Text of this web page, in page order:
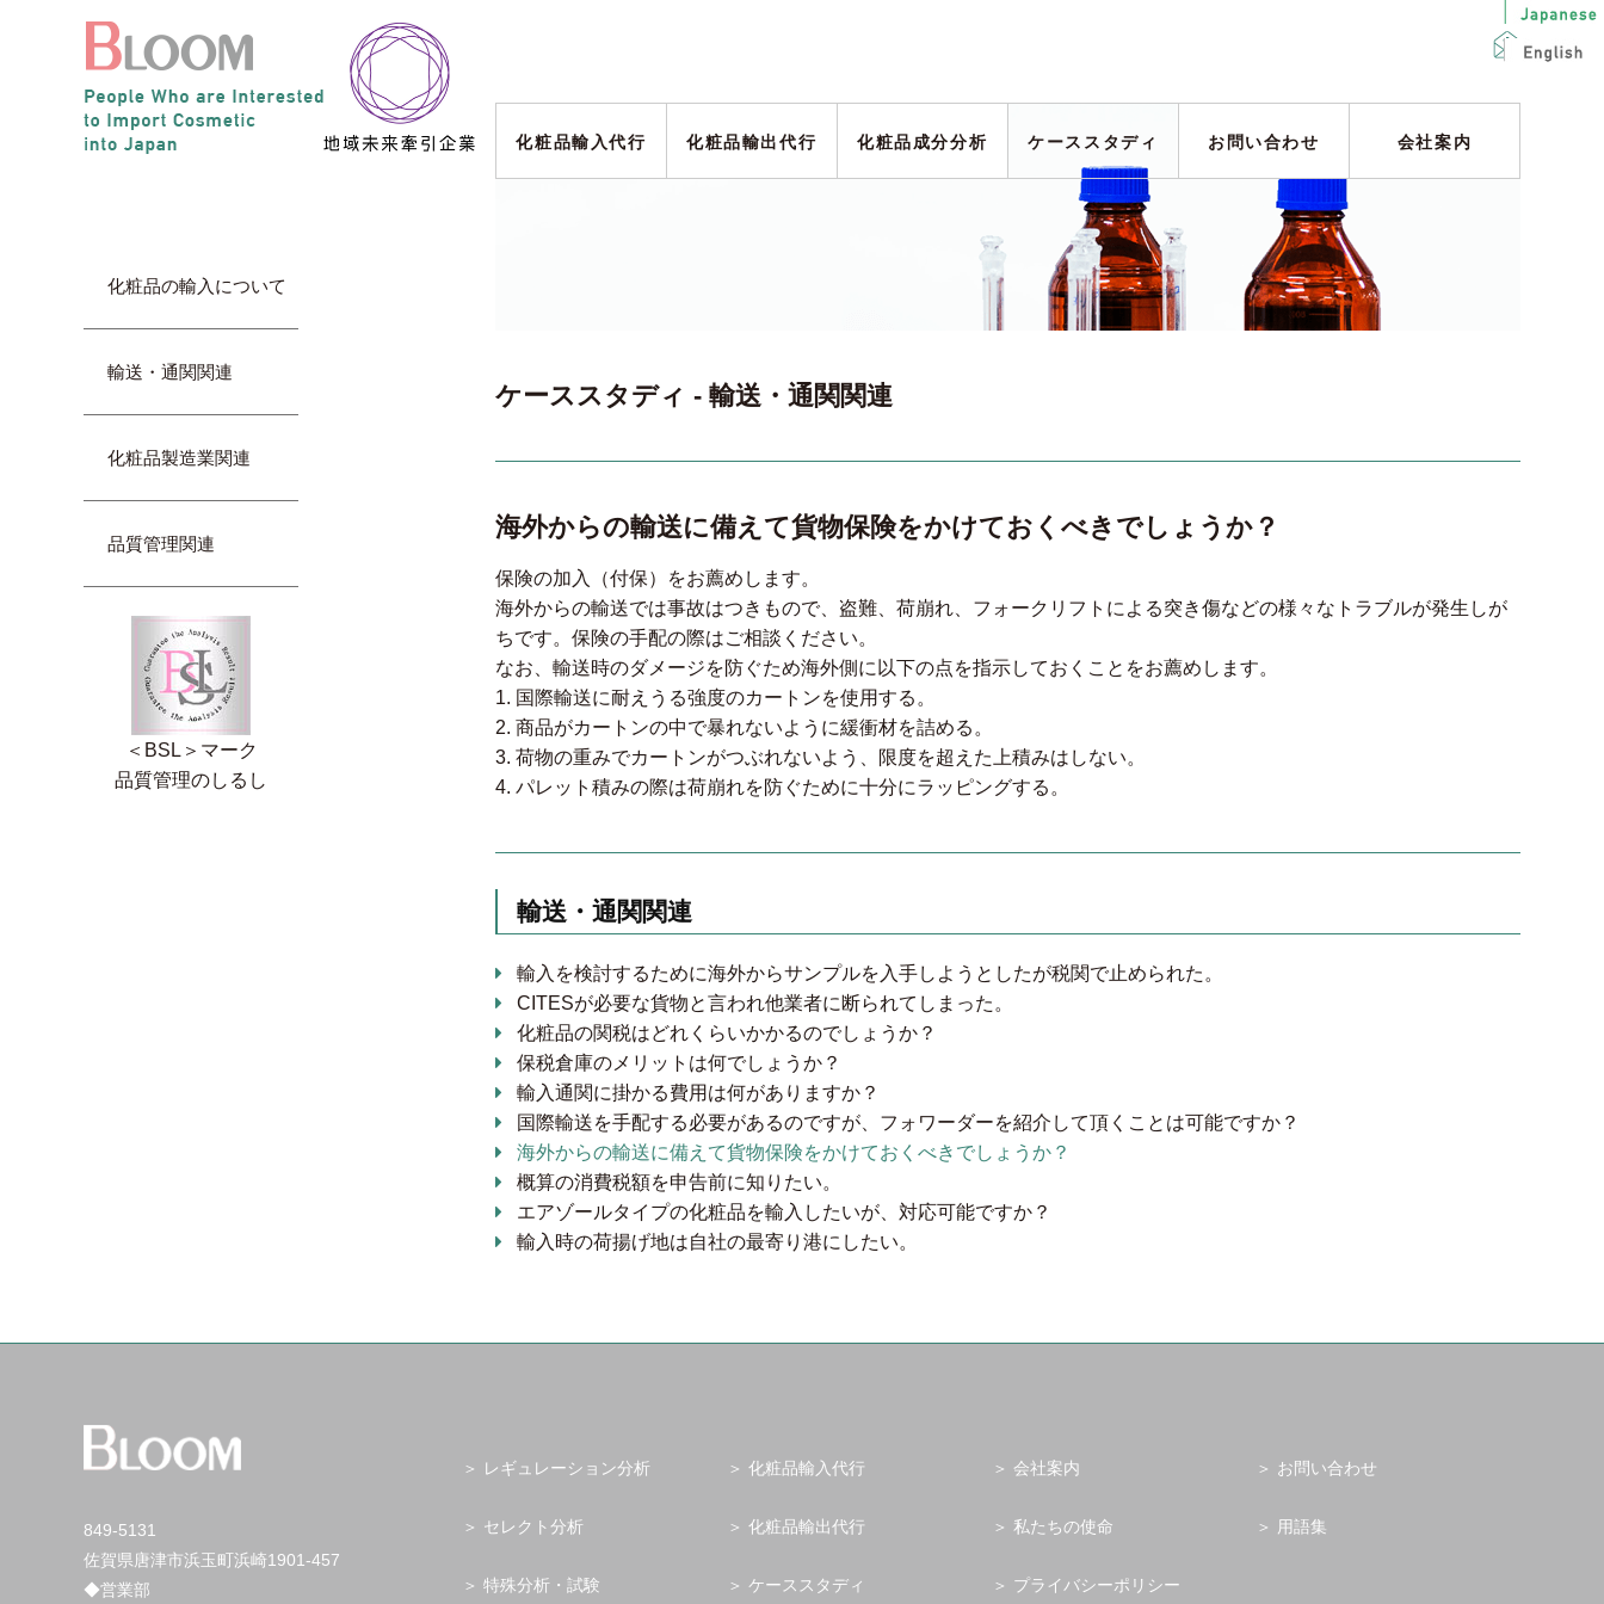
化粧品輸入代行 化粧品輸出代行 化粧品成分分析 ケーススタディ お問い合わせ 会社案内
化粧品の輸入について
輸送・通関関連
化粧品製造業関連
品質管理関連
＜BSL＞マーク
品質管理のしるし
ケーススタディ - 輸送・通関関連
海外からの輸送に備えて貨物保険をかけておくべきでしょうか？
保険の加入（付保）をお薦めします。
海外からの輸送では事故はつきもので、盗難、荷崩れ、フォークリフトによる突き傷などの様々なトラブルが発生しが
ちです。保険の手配の際はご相談ください。
なお、輸送時のダメージを防ぐため海外側に以下の点を指示しておくことをお薦めします。
1. 国際輸送に耐えうる強度のカートンを使用する。
2. 商品がカートンの中で暴れないように緩衝材を詰める。
3. 荷物の重みでカートンがつぶれないよう、限度を超えた上積みはしない。
4. パレット積みの際は荷崩れを防ぐために十分にラッピングする。
輸送・通関関連
輸入を検討するために海外からサンプルを入手しようとしたが税関で止められた。
CITESが必要な貨物と言われ他業者に断られてしまった。
化粧品の関税はどれくらいかかるのでしょうか？
保税倉庫のメリットは何でしょうか？
輸入通関に掛かる費用は何がありますか？
国際輸送を手配する必要があるのですが、フォワーダーを紹介して頂くことは可能ですか？
海外からの輸送に備えて貨物保険をかけておくべきでしょうか？
概算の消費税額を申告前に知りたい。
エアゾールタイプの化粧品を輸入したいが、対応可能ですか？
輸入時の荷揚げ地は自社の最寄り港にしたい。
849-5131
佐賀県唐津市浜玉町浜崎1901-457
◆営業部
レギュレーション分析
セレクト分析
特殊分析・試験
化粧品輸入代行
化粧品輸出代行
ケーススタディ
会社案内
私たちの使命
プライバシーポリシー
お問い合わせ
用語集